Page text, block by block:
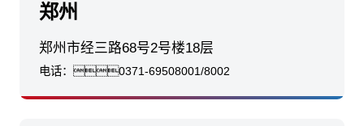
郑州
郑州市经三路68号2号楼18层
电话：0371-69508001/8002